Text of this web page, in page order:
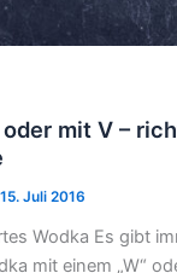
mit V –
15. Juli 2016
Wodka Es gibt
mit einem „W“